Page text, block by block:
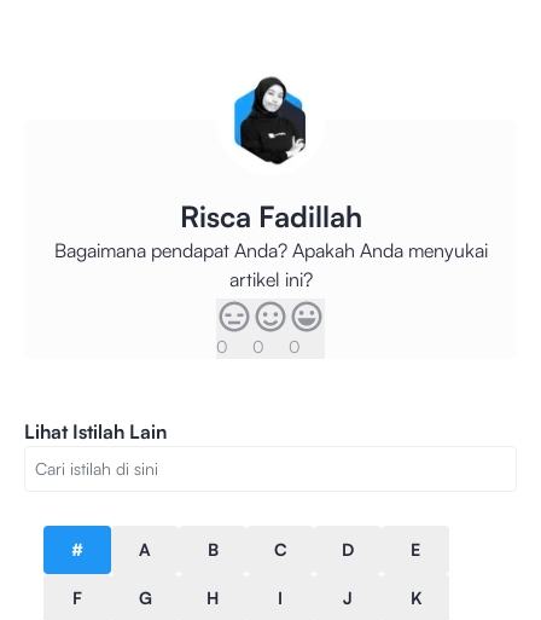
Risca Fadillah
Bagaimana pendapat Anda? Apakah Anda menyukai
artikel ini?
0 0 0
Lihat Istilah Lain
# A B C D E
F G H I J K